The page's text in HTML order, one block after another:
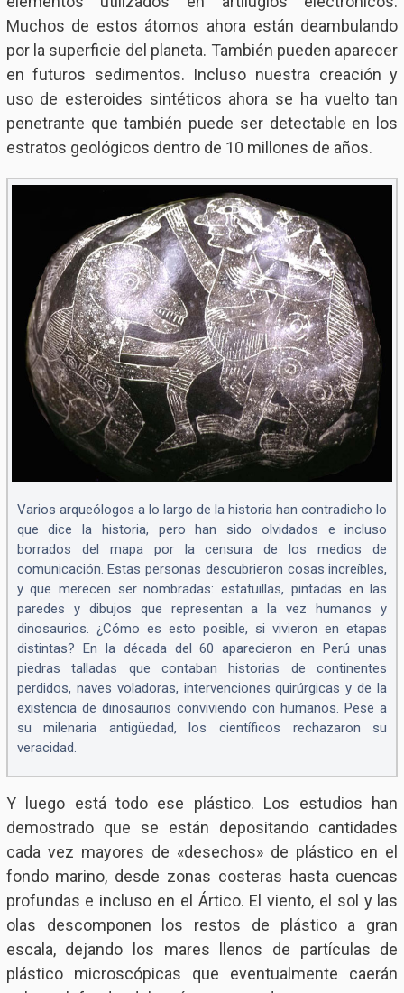
Muchos de estos átomos ahora están deambulando
por la superficie del planeta. También pueden aparecer
en futuros sedimentos. Incluso nuestra creación y
uso de esteroides sintéticos ahora se ha vuelto tan
penetrante que también puede ser detectable en los
estratos geológicos dentro de 10 millones de años.
Varios arqueólogos a lo largo de la historia han contradicho lo
que dice la historia, pero han sido olvidados e incluso
borrados del mapa por la censura de los medios de
comunicación. Estas personas descubrieron cosas increíbles,
y que merecen ser nombradas: estatuillas, pintadas en las
paredes y dibujos que representan a la vez humanos y
dinosaurios. ¿Cómo es esto posible, si vivieron en etapas
distintas? En la década del 60 aparecieron en Perú unas
piedras talladas que contaban historias de continentes
perdidos, naves voladoras, intervenciones quirúrgicas y de la
existencia de dinosaurios conviviendo con humanos. Pese a
su milenaria antigüedad, los científicos rechazaron su
veracidad.
Y luego está todo ese plástico. Los estudios han
demostrado que se están depositando cantidades
cada vez mayores de «desechos» de plástico en el
fondo marino, desde zonas costeras hasta cuencas
profundas e incluso en el Ártico. El viento, el sol y las
olas descomponen los restos de plástico a gran
escala, dejando los mares llenos de partículas de
plástico microscópicas que eventualmente caerán